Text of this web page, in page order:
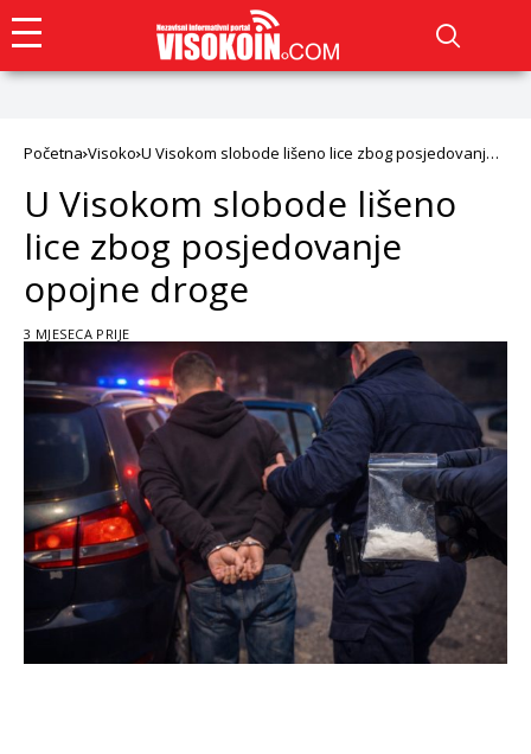
Početna Visoko U Visokom slobode lišeno lice zbog posjedovanje
U Visokom slobode lišeno
lice zbog posjedovanje
opojne droge
3 MJESECA PRIJE